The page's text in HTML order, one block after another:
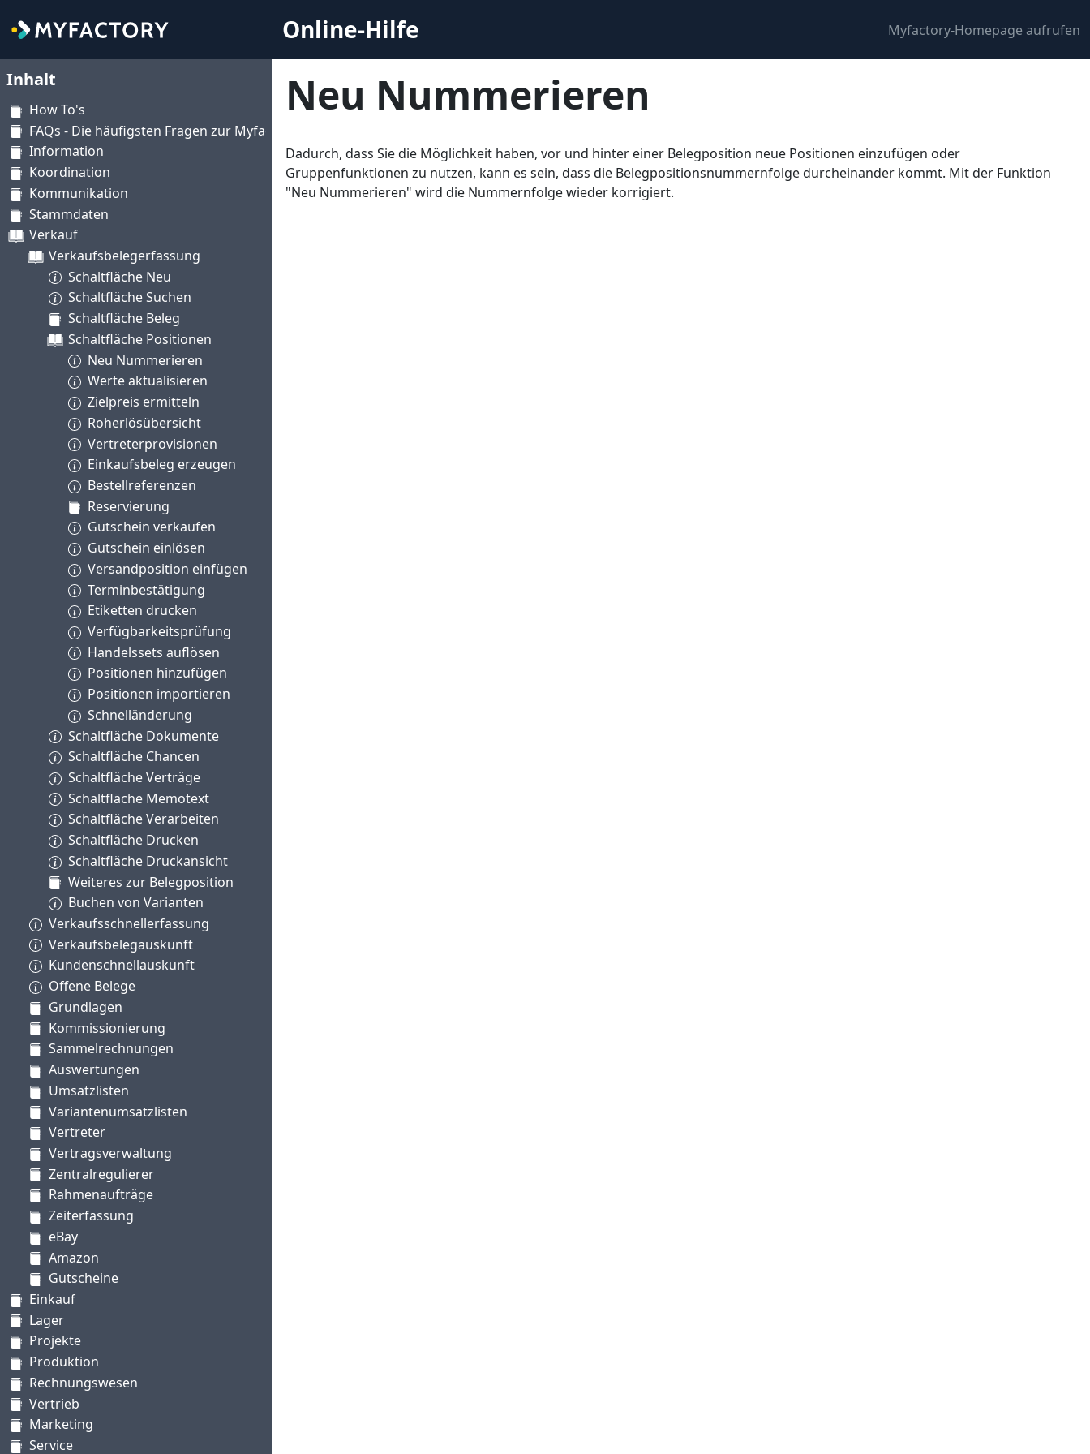
Online-Hilfe Myfactory-Homepage aufrufen
Inhalt
How To's
FAQs - Die häufigsten Fragen zur Myfactory
Information
Koordination
Kommunikation
Stammdaten
Verkauf
Verkaufsbelegerfassung
Schaltfläche Neu
Schaltfläche Suchen
Schaltfläche Beleg
Schaltfläche Positionen
Neu Nummerieren
Werte aktualisieren
Zielpreis ermitteln
Roherlösübersicht
Vertreterprovisionen
Einkaufsbeleg erzeugen
Bestellreferenzen
Reservierung
Gutschein verkaufen
Gutschein einlösen
Versandposition einfügen
Terminbestätigung
Etiketten drucken
Verfügbarkeitsprüfung
Handelssets auflösen
Positionen hinzufügen
Positionen importieren
Schnelländerung
Schaltfläche Dokumente
Schaltfläche Chancen
Schaltfläche Verträge
Schaltfläche Memotext
Schaltfläche Verarbeiten
Schaltfläche Drucken
Schaltfläche Druckansicht
Weiteres zur Belegposition
Buchen von Varianten
Verkaufsschnellerfassung
Verkaufsbelegauskunft
Kundenschnellauskunft
Offene Belege
Grundlagen
Kommissionierung
Sammelrechnungen
Auswertungen
Umsatzlisten
Variantenumsatzlisten
Vertreter
Vertragsverwaltung
Zentralregulierer
Rahmenaufträge
Zeiterfassung
eBay
Amazon
Gutscheine
Einkauf
Lager
Projekte
Produktion
Rechnungswesen
Vertrieb
Marketing
Service
Neu Nummerieren
Dadurch, dass Sie die Möglichkeit haben, vor und hinter einer Belegposition neue Positionen einzufügen oder
Gruppenfunktionen zu nutzen, kann es sein, dass die Belegpositionsnummernfolge durcheinander kommt. Mit der Funktion
"Neu Nummerieren" wird die Nummernfolge wieder korrigiert.